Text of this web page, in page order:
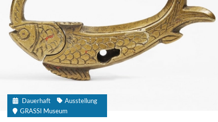
Dauerhaft
Ausstellung
GRASSI Museum